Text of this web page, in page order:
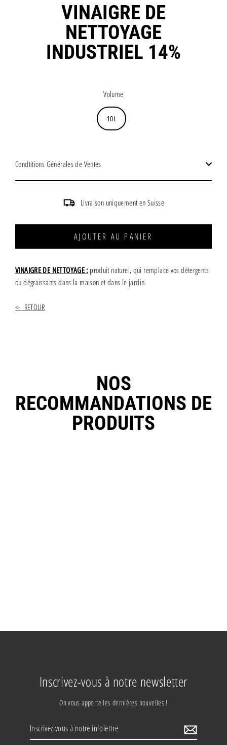
VINAIGRE DE
NETTOYAGE
INDUSTRIEL 14%
régulier
Volume
10L
Condtitions Générales de Ventes
Livraison uniquement en Suisse
AJOUTER AU PANIER
VINAIGRE DE NETTOYAGE : produit naturel, qui remplace vos détergents
ou dégraissants dans la maison et dans le jardin.
<- RETOUR
NOS
RECOMMANDATIONS DE
PRODUITS
Inscrivez-vous à notre newsletter
On vous apporte les dernières nouvelles !
Inscrivez-